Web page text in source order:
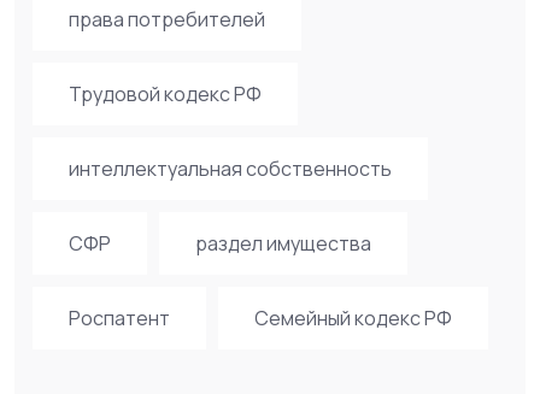
права потребителей
Трудовой кодекс РФ
интеллектуальная собственность
СФР раздел имущества
Роспатент Семейный кодекс РФ